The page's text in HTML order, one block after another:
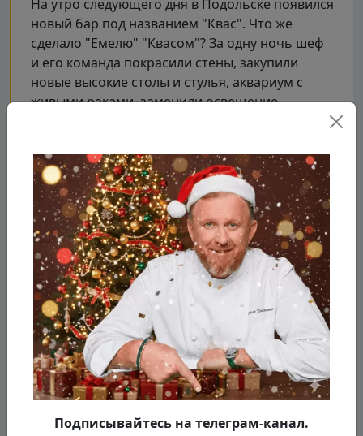
На утро следующего дня в Подольске появился
новый бар под названием "Квас". Что же
сделало "Емелю" "Квасом"? За одну ночь шеф
и его команда покрасили стены, закупили
новые высокие столы и стулья, аквариум с
живыми раками, заменили освещение,
интерьер, меню, оригинально зонировали зал,
отмыли кухню. А ещё Константин Ивлев
пригласил в заведение новую управляющую.
Подписывайтесь на телеграм-канал.